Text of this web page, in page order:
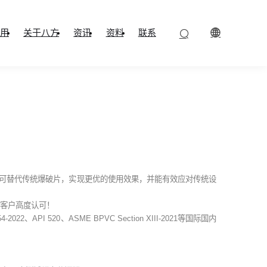
关于八方 资讯 资料 联系
替代传统爆破片，实现更优的使用效果，并能有效应对传统设
户高度认可！
2022、API 520、ASME BPVC Section XIII-2021等国际国内